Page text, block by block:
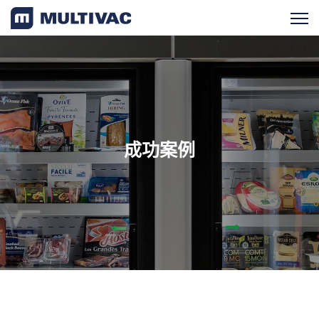
产品检索
产品概览
服务支持
新闻与活动
成功案例
食品
成功案例